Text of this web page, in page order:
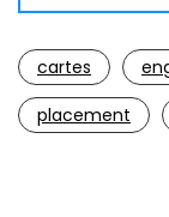
cartes
placement